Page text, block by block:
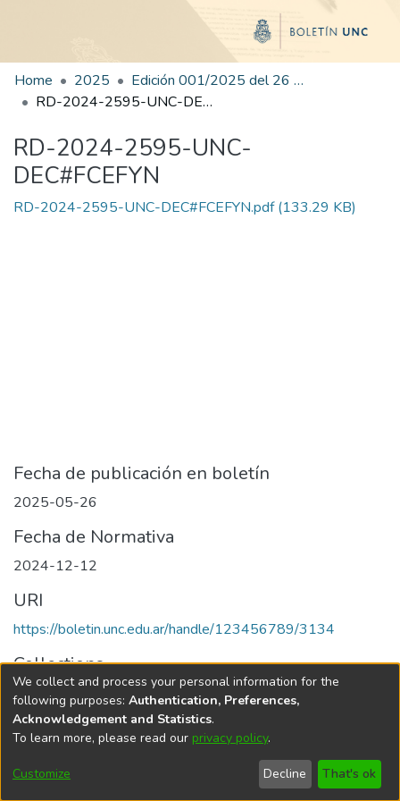
Home 2025
Edición 001/2025 del 26 de mayo de 2025
RD-2024-2595-UNC-DEC#FCEFYN
RD-2024-2595-UNC-
DEC#FCEFYN
RD-2024-2595-UNC-DEC#FCEFYN.pdf(133.29 KB)
Fecha de publicación en boletín
2025-05-26
Fecha de Normativa
2024-12-12
URI
https://boletin.unc.edu.ar/handle/123456789/3134
Collections
Edición 001/2025 del 26 de mayo de 2025
Universidad Nacional de Córdoba
We collect and process your personal information for the
following purposes: Authentication, Preferences,
Acknowledgement and Statistics.
To learn more, please read our privacy policy.
Customize Decline That's ok